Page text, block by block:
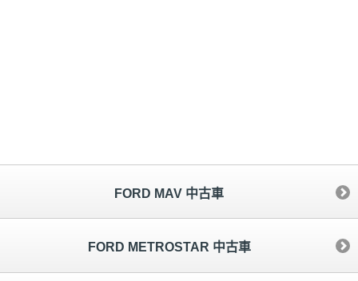
FORD MAV 中古車
FORD METROSTAR 中古車